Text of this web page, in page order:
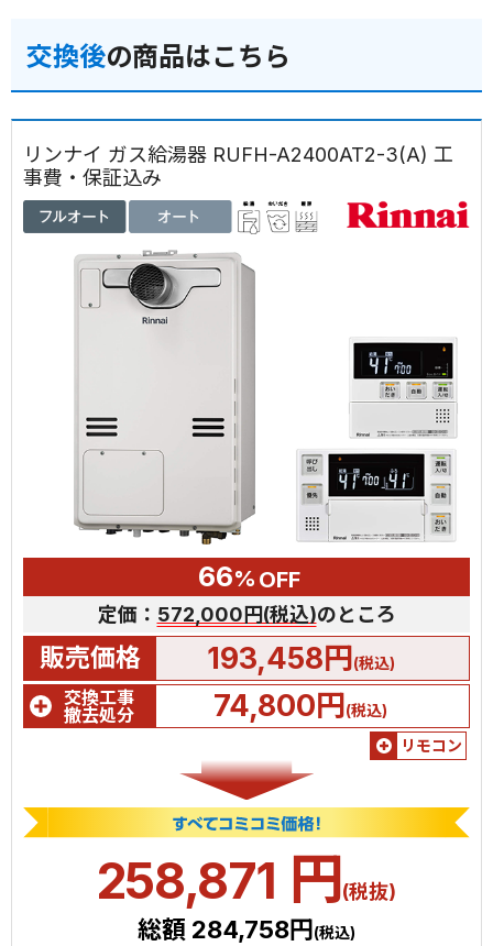
交換後の商品はこちら
リンナイ ガス給湯器 RUFH-A2400AT2-3(A) 工
事費・保証込み
66% OFF
定価： 572,000円(税込)のところ
販売価格 193,458円(税込)
交換工事
撤去処分
74,800円(税込)
リモコン
258,871 円(税抜)
総額 284,758円 (税込)